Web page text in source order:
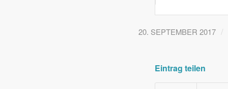
20. SEPTEMBER 2017 /
Eintrag teilen